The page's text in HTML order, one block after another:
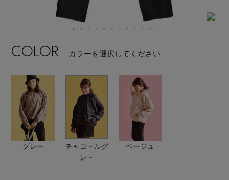
【レース】上品な透け感
【限定】ここでしか買えないアイテム
【ペプラム】トレンドシルエット
『ELLE』最新号掲載
【ジュエリー】シルバーでクールに
カットソー・Tシャツ
ワンピース・チュニック
パンツ
スカート
ジャケット
パンプス
スニーカー
フラットシューズ
レインシューズ
すべてのバッグ・財布
カゴバッグ
ショルダーバッグ
トートバッグ
ハンドバッグ
ファッション小物
すべてのファッション小物
ストール・マフラー・ケープ
帽子・イヤーマフ
ヘアアクセサリー
スマートフォンケース・タブレットケース
アクセサリー
すべてのアクセサリー
ピアス・イヤリング
ネックレス
バングル・ブレスレット
すべてのランジェリー
ランジェリー
スポーツ
すべてのスポーツ
COLOR カラーを選択してください
グレー
チャコ－ルグ
レ－
ベージュ